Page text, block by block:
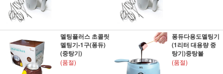
멜팅플러스 초콜릿
멜팅기-1구(퐁듀)
(중탕기)
(품절)
퐁듀다용도멜팅기
(1리터 대용량 중
탕기)중탕볼
(품절)